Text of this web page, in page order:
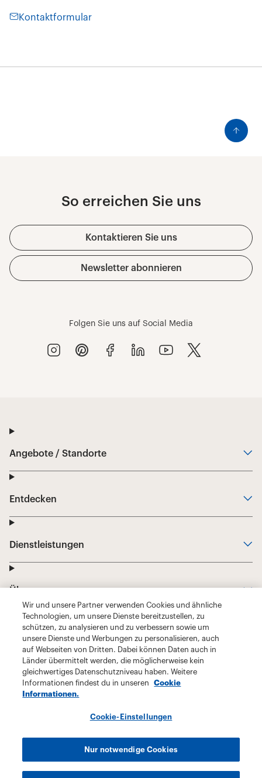
Wir und unsere Partner verwenden Cookies und ähnliche
Technologien, um unsere Dienste bereitzustellen, zu
schützen, zu analysieren und zu verbessern sowie um
unsere Dienste und Werbungen zu personalisieren, auch
auf Webseiten von Dritten. Dabei können Daten auch in
Länder übermittelt werden, die möglicherweise kein
gleichwertiges Datenschutzniveau haben. Weitere
Informationen findest du in unseren
Cookie
Informationen.
Cookie-Einstellungen
Nur notwendige Cookies